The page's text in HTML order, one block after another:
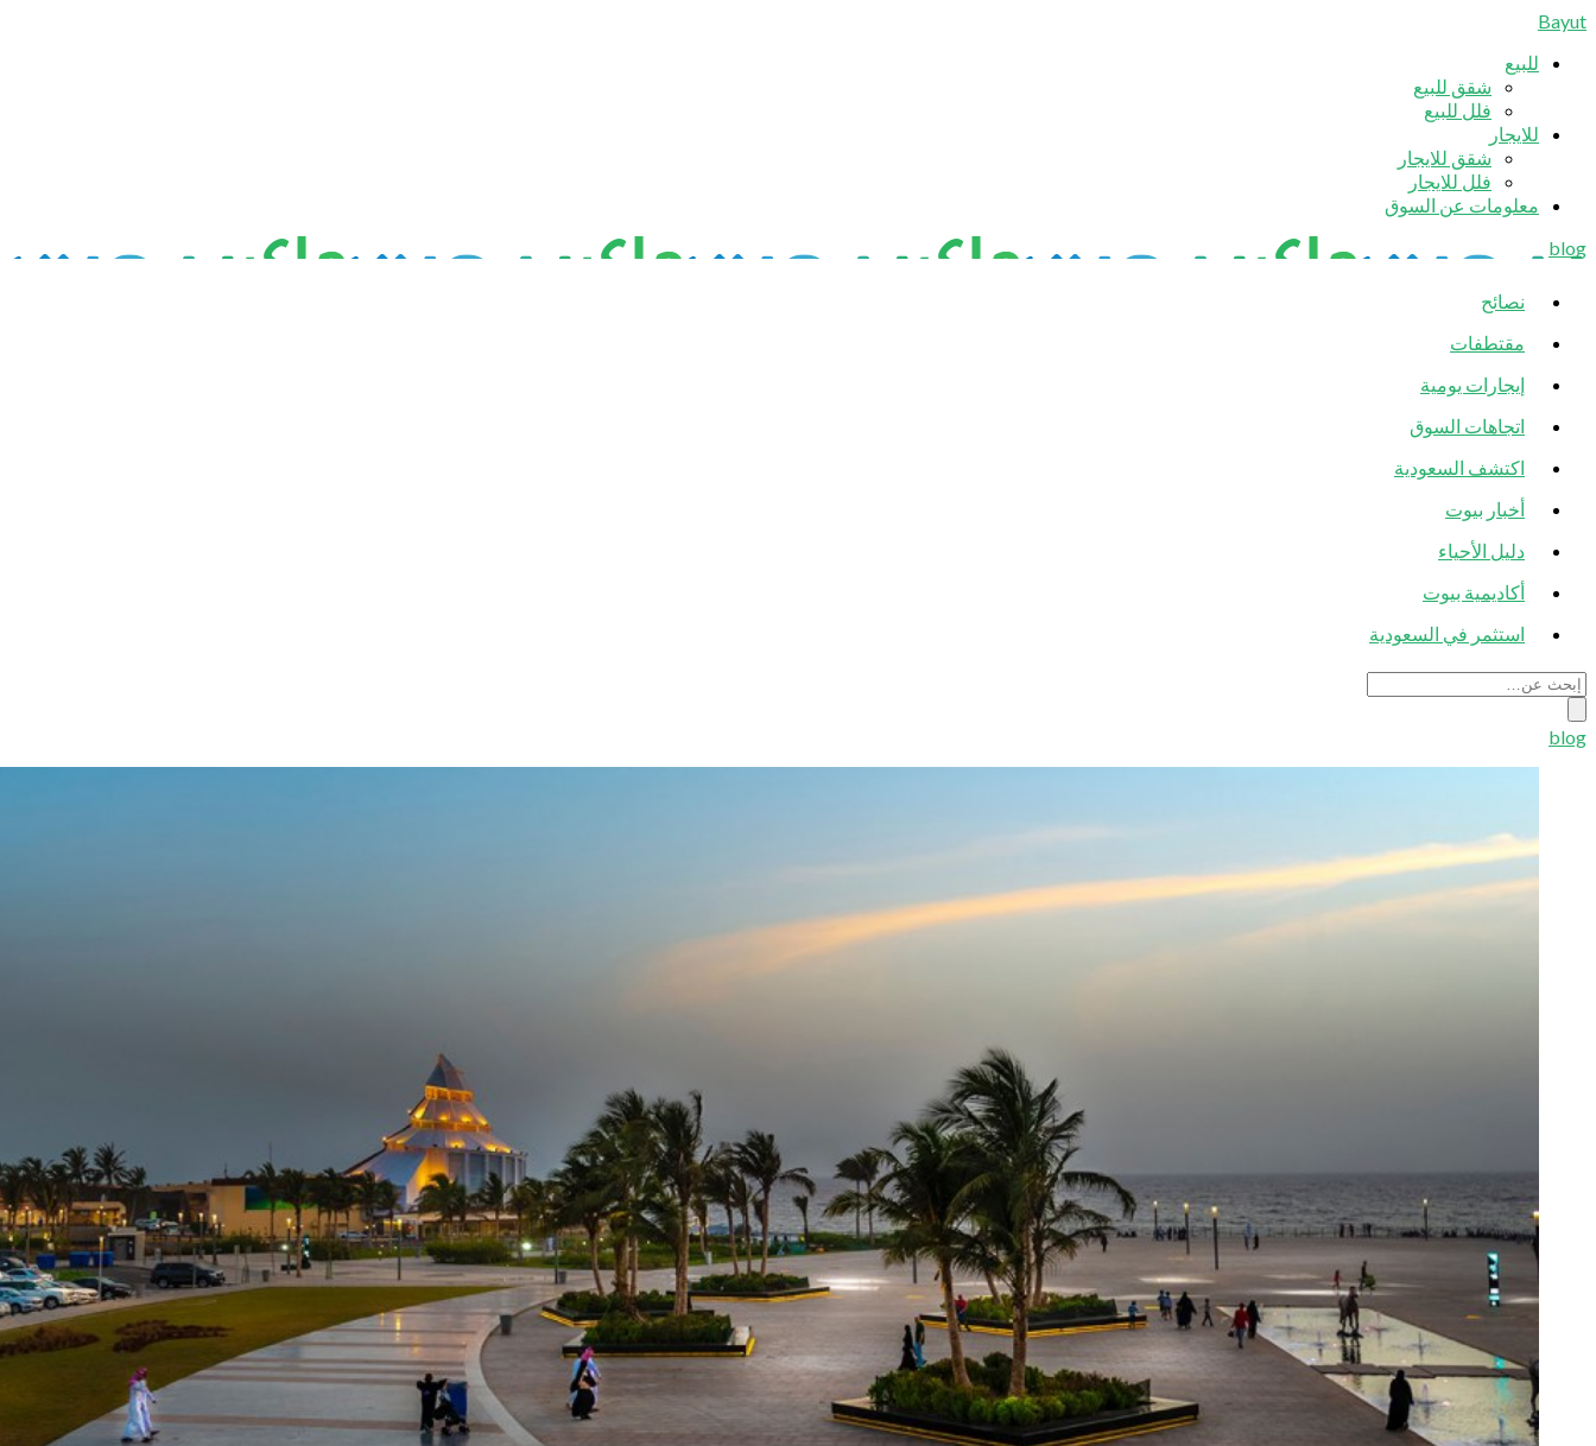
Bayut
للبيع
شقق للبيع
فلل للبيع
للايجار
شقق للايجار
فلل للايجار
معلومات عن السوق
blog
نصائح
مقتطفات
إيجارات يومية
اتجاهات السوق
اكتشف السعودية
أخبار بيوت
دليل الأحياء
أكاديمية بيوت
استثمر في السعودية
blog